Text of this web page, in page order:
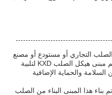
التجاري أو مستودع أو مصنع
أو أي منشأة صناعية أخرى ، تم تصميم مبنى هيكل الصلب KXD لتلبية
والحماية الإضافية
تتراوح من 5 إلى 28 مم، تم بناء هذا المبنى البناء من الصلب